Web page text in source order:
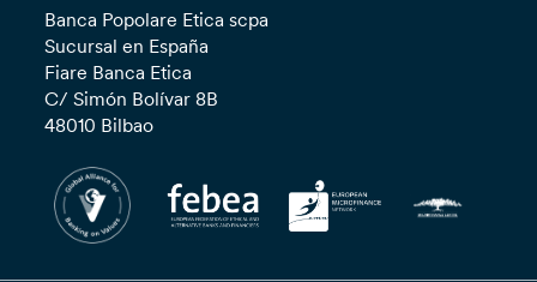
Banca Popolare Etica scpa
Sucursal en España
Fiare Banca Etica
C/ Simón Bolívar 8B
48010 Bilbao